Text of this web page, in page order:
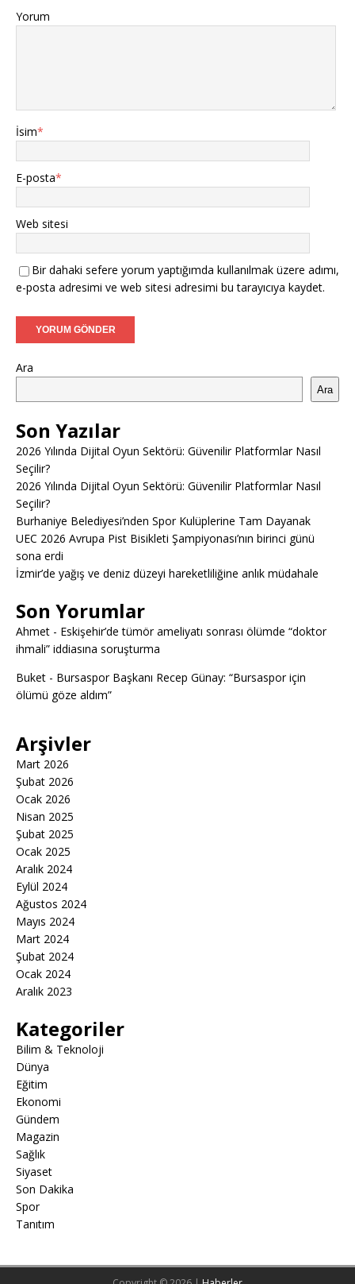
Yorum
İsim*
E-posta*
Web sitesi
Bir dahaki sefere yorum yaptığımda kullanılmak üzere adımı,
e-posta adresimi ve web sitesi adresimi bu tarayıcıya kaydet.
Ara
Ara
Son Yazılar
2026 Yılında Dijital Oyun Sektörü: Güvenilir Platformlar Nasıl
Seçilir?
2026 Yılında Dijital Oyun Sektörü: Güvenilir Platformlar Nasıl
Seçilir?
Burhaniye Belediyesi’nden Spor Kulüplerine Tam Dayanak
UEC 2026 Avrupa Pist Bisikleti Şampiyonası’nın birinci günü
sona erdi
İzmir’de yağış ve deniz düzeyi hareketliliğine anlık müdahale
Son Yorumlar
Ahmet - Eskişehir’de tümör ameliyatı sonrası ölümde “doktor
ihmali” iddiasına soruşturma
Buket - Bursaspor Başkanı Recep Günay: “Bursaspor için
ölümü göze aldım”
Arşivler
Mart 2026
Şubat 2026
Ocak 2026
Nisan 2025
Şubat 2025
Ocak 2025
Aralık 2024
Eylül 2024
Ağustos 2024
Mayıs 2024
Mart 2024
Şubat 2024
Ocak 2024
Aralık 2023
Kategoriler
Bilim & Teknoloji
Dünya
Eğitim
Ekonomi
Gündem
Magazin
Sağlık
Siyaset
Son Dakika
Spor
Tanıtım